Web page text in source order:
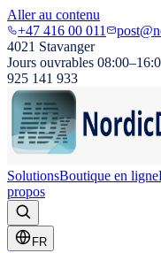
Aller au contenu
+47 416 00 011
4021 Stavanger
Jours ouvrables
925 141 933
SolutionsBoutique en ligne
propos
FR